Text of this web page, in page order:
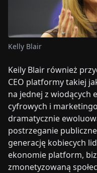
Kelly Blair
Keily Blair również
CEO platformy takiej
na jednej z wiodących
cyfrowych i
dramatycznie
postrzeganie
generację kobiecych
ekonomie platform,
zmonetyzowaną